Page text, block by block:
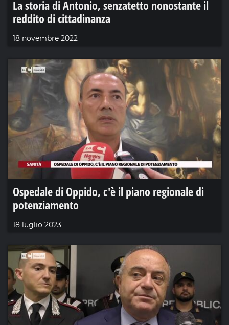
La storia di Antonio, senzatetto nonostante il
reddito di cittadinanza
18 novembre 2022
Ospedale di Oppido, c'è il piano regionale di
potenziamento
18 luglio 2023